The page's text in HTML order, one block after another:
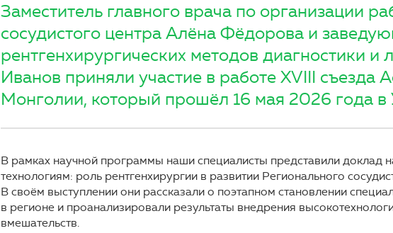
Заместитель главного врача по организации
сосудистого центра Алёна Фёдорова и
рентгенхирургических методов диагностики и
Иванов приняли участие в работе XVIII съезда
Монголии, который прошёл 16 мая 2026 года в
В рамках научной программы наши специалисты представили доклад
технологиям: роль рентгенхирургии в развитии Регионального
В своём выступлении они рассказали о поэтапном становлении
в регионе и проанализировали результаты внедрения
вмешательств.